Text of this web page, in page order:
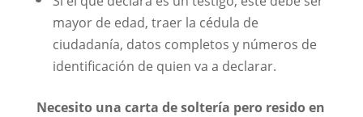
mayor de edad, traer la cédula de
ciudadanía, datos completos y números de
identificación de quien va a declarar.
Necesito una carta de soltería pero resido en